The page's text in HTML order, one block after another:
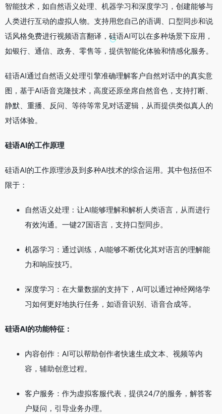
智能技术，如自然语义处理、机器学习和深度学习，创建能够与
人类进行互动的虚拟人物。支持用您自己的语调、口型同步和说
话风格免费进行视频语言翻译，硅语AI可以在多种场景下应用，
如银行、通信、政务、零售等，提供智能化体验和情感化服务。
硅语AI通过自然语义处理引擎准确理解客户自然对话中的真实意
图，基于AI语音克隆技术，高度还原坐席自然音色，支持打断、
静默、重播、反问、等待等常见对话逻辑，从而提供类似真人的
对话体验。
硅语AI的工作原理
硅语AI的工作原理涉及到多种AI技术的综合运用。其中包括但不
限于：
自然语义处理：让AI能够理解和解析人类语言，从而进行
有效沟通。一键27国语言，支持口型同步。
机器学习：通过训练，AI能够不断优化其对语言的理解能
力和响应技巧。
深度学习：在大量数据的支持下，AI可以通过神经网络学
习如何更好地执行任务，如语音识别、语音合成等。
硅语AI的功能特征：
内容创作：AI可以帮助创作者快速生成文本、视频等内
容，辅助创意过程。
客户服务：作为虚拟客服代表，提供24/7的服务，解答客
户疑问，引导业务办理。